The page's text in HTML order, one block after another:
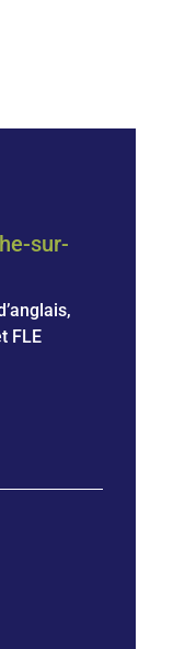
sur-
FLE